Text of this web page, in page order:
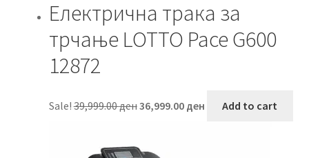
Електрична трака за
трчање LOTTO Pace G600
12872
Sale!39,999.00ден
price
39,999.00 ден.
36,999.00 ден Add to cart